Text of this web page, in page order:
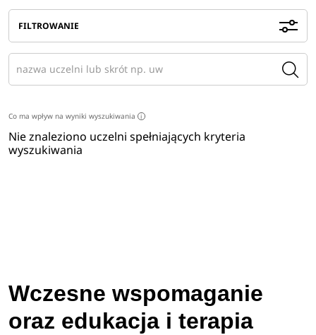
FILTROWANIE
Co ma wpływ na wyniki wyszukiwania i
Nie znaleziono uczelni spełniających kryteria
wyszukiwania
Wczesne wspomaganie
oraz edukacja i terapia